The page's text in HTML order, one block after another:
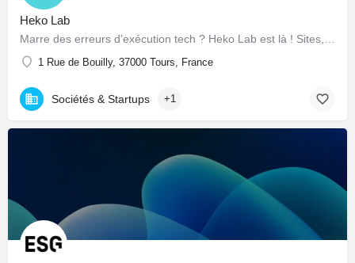
Heko Lab
Marre des erreurs d’exécution tech ? Heko Lab est là ! Sites, apps et outils sur mesure. On code pour vous, direct et sans jargon.
1 Rue de Bouilly, 37000 Tours, France
Sociétés & Startups +1